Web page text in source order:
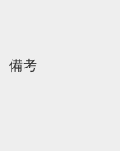
備考